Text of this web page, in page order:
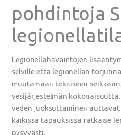
pohdintoja
Legionellahavaintojen
selville että legionellan
muutamaan tekniseen
vesijärjestelmän
veden juoksuttaminen
kaikissa tapauksissa ratkaise
pysyvästi.